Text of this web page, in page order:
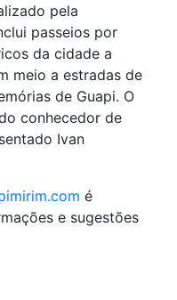
pela
passeios por
da cidade a
meio a estradas de
de Guapi. O
conhecedor de
Ivan
é
e sugestões